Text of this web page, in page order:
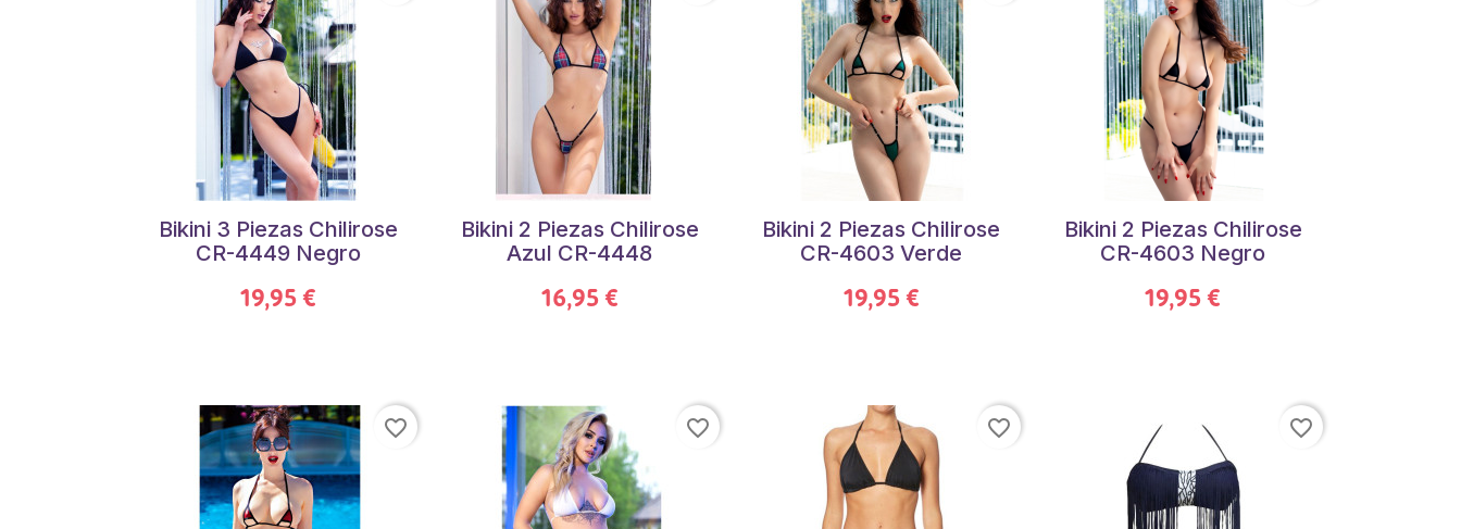
Bikini 3 Piezas Chilirose
CR-4449 Negro
19,95 €
Bikini 2 Piezas Chilirose
Azul CR-4448
16,95 €
Bikini 2 Piezas Chilirose
CR-4603 Verde
19,95 €
Bikini 2 Piezas Chilirose
CR-4603 Negro
19,95 €
favorite_border favorite_border favorite_border favorite_border